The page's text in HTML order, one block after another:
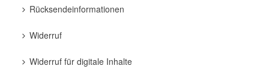
Rücksendeinformationen
Widerruf
Widerruf für digitale Inhalte